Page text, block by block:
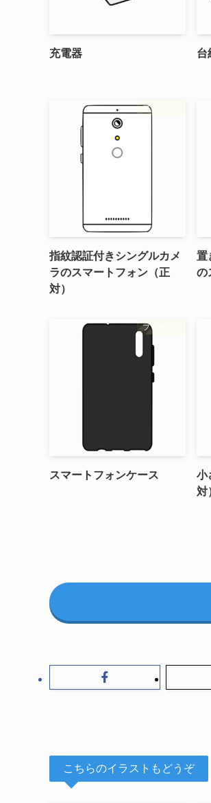
充電器 台
フリー素材
指紋認証付きシングルカメ
ラのスマートフォン（正
対）
置
の
フリー素材
スマートフォンケース
小
対
こちらのイラストもどうぞ